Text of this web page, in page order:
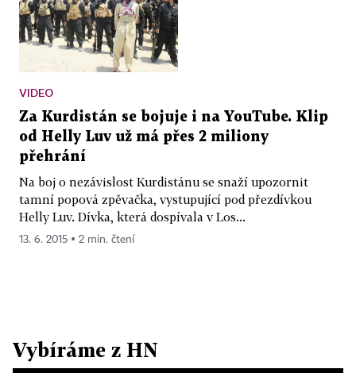
VIDEO
Za Kurdistán se bojuje i na YouTube. Klip
od Helly Luv už má přes 2 miliony
přehrání
Na boj o nezávislost Kurdistánu se snaží upozornit
tamní popová zpěvačka, vystupující pod přezdívkou
Helly Luv. Dívka, která dospívala v Los...
13. 6. 2015 ▪ 2 min. čtení
Vybíráme z HN